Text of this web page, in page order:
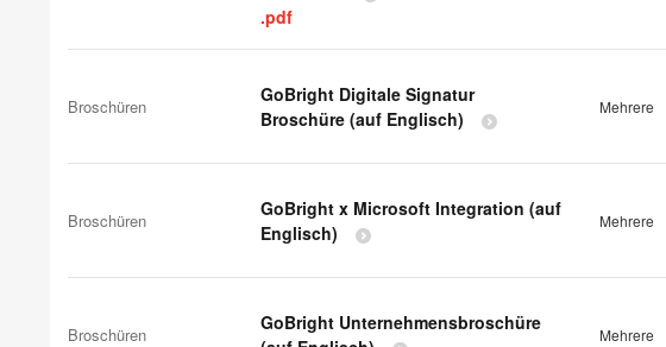
.pdf
Broschüren
GoBright Digitale Signatur
Broschüre (auf Englisch)
Mehrere
Broschüren
GoBright x Microsoft Integration (auf
Englisch)
Mehrere
Broschüren
GoBright Unternehmensbroschüre
Mehrere